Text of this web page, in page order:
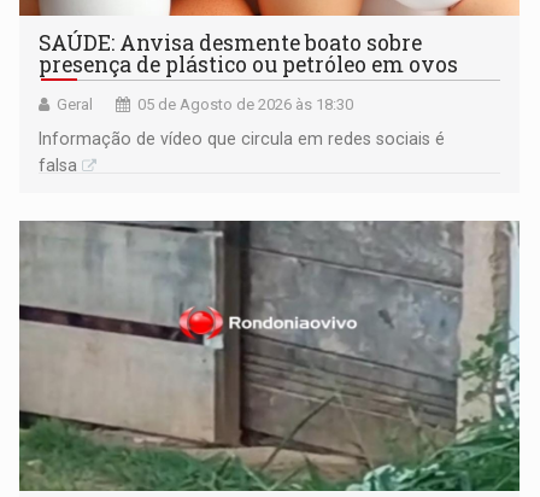
SAÚDE: Anvisa desmente boato sobre
presença de plástico ou petróleo em ovos
Geral 05 de Agosto de 2026 às 18:30
Informação de vídeo que circula em redes sociais é
falsa